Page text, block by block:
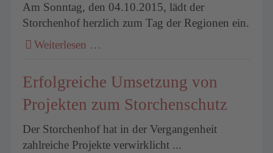
Am Sonntag, den 04.10.2015, lädt der
Storchenhof herzlich zum Tag der Regionen ein.
Weiterlesen …
Erfolgreiche Umsetzung von
Projekten zum Storchenschutz
Der Storchenhof hat in der Vergangenheit
zahlreiche Projekte verwirklicht ...